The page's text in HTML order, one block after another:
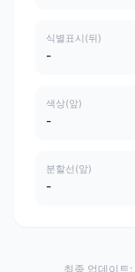
식별표시(뒤)
-
색상(앞)
-
분할선(앞)
-
최종 업데이트: